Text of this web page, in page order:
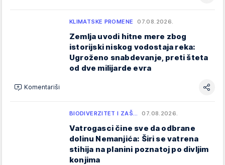
KLIMATSKE PROMENE 07.08.2026.
Zemlja uvodi hitne mere zbog
istorijski niskog vodostaja reka:
Ugroženo snabdevanje, preti šteta
od dve milijarde evra
Komentariši
BIODIVERZITET I ZAŠ… 07.08.2026.
Vatrogasci čine sve da odbrane
dolinu Nemanjića: Širi se vatrena
stihija na planini poznatoj po divljim
konjima